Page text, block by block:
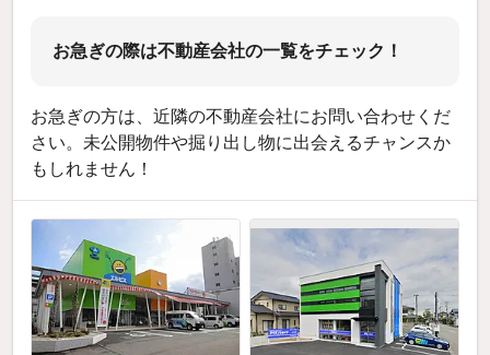
お急ぎの際は不動産会社の一覧をチェック！
お急ぎの方は、近隣の不動産会社にお問い合わせくだ
さい。未公開物件や掘り出し物に出会えるチャンスか
もしれません！